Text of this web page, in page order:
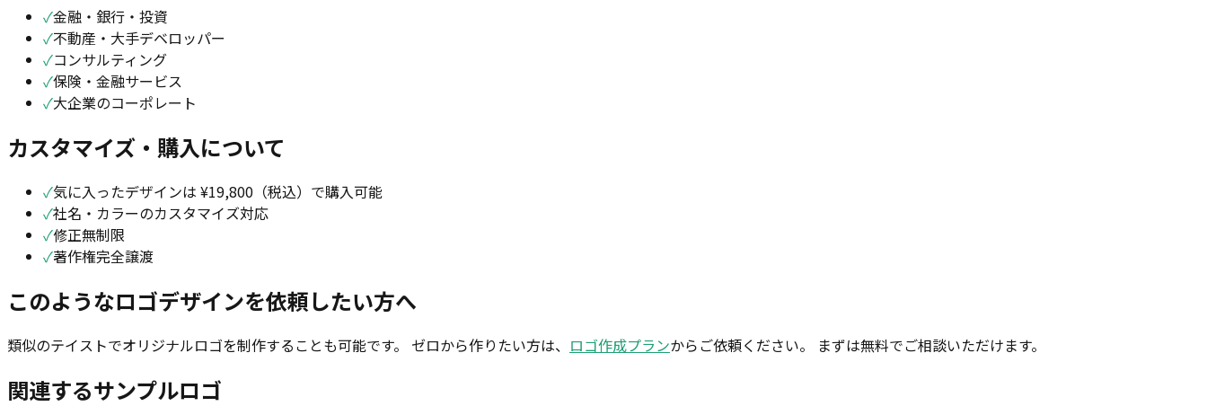
✓金融・銀行・投資
✓不動産・大手デベロッパー
✓コンサルティング
✓保険・金融サービス
✓大企業のコーポレート
カスタマイズ・購入について
✓気に入ったデザインは ¥19,800（税込）で購入可能
✓社名・カラーのカスタマイズ対応
✓修正無制限
✓著作権完全譲渡
このようなロゴデザインを依頼したい方へ
類似のテイストでオリジナルロゴを制作することも可能です。 ゼロから作りたい方は、 ロゴ作成プランからご依頼ください。 まずは無料でご相談いただけます。
関連するサンプルロゴ